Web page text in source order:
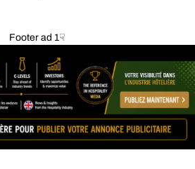
Footer ad 1☟